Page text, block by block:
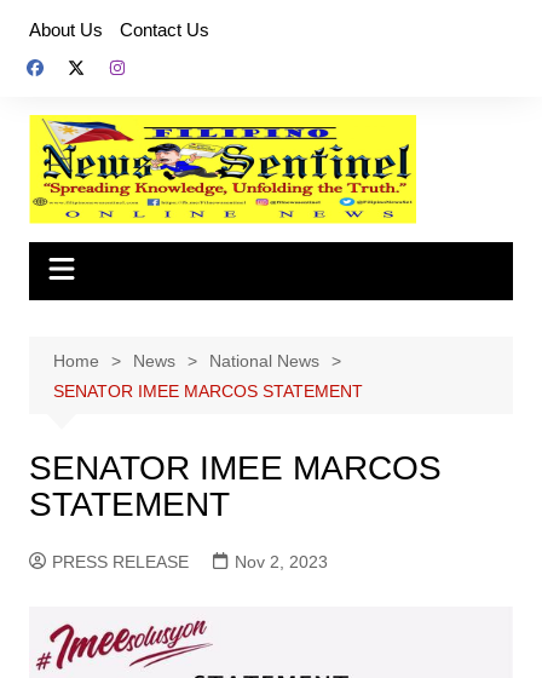
content
About Us Contact Us
Home News
National News
SENATOR IMEE MARCOS STATEMENT
SENATOR IMEE MARCOS
STATEMENT
PRESS RELEASE Nov 2, 2023